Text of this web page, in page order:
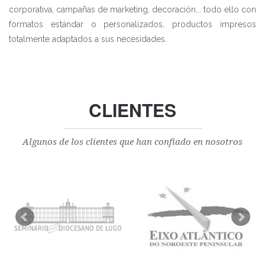
corporativa, campañas de marketing, decoración... todo ello con
formatos estándar o personalizados, productos impresos
totalmente adaptados a sus necesidades.
CLIENTES
Algunos de los clientes que han confiado en nosotros